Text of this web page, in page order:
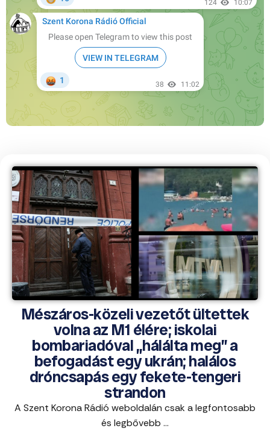
Mészáros-közeli vezetőt ültettek
volna az M1 élére; iskolai
bombariadóval „hálálta meg” a
befogadást egy ukrán; halálos
dróncsapás egy fekete-tengeri
strandon
A Szent Korona Rádió weboldalán csak a legfontosabb
és legbővebb ...